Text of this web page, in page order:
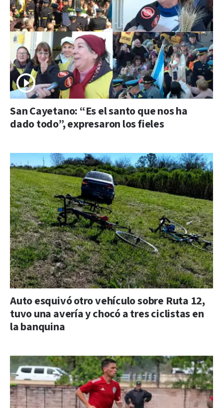
San Cayetano: “Es el santo que nos ha
dado todo”, expresaron los fieles
Auto esquivó otro vehículo sobre Ruta 12,
tuvo una avería y chocó a tres ciclistas en
la banquina